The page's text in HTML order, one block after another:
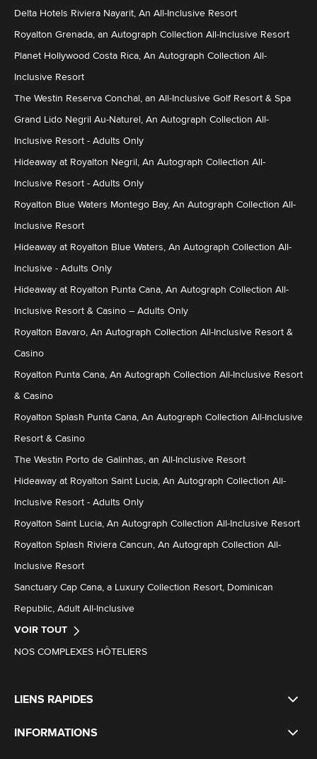
Delta Hotels Riviera Nayarit, An All-Inclusive Resort
Royalton Grenada, an Autograph Collection All-Inclusive Resort
Planet Hollywood Costa Rica, An Autograph Collection All-
Inclusive Resort
The Westin Reserva Conchal, an All-Inclusive Golf Resort & Spa
Grand Lido Negril Au-Naturel, An Autograph Collection All-
Inclusive Resort - Adults Only
Hideaway at Royalton Negril, An Autograph Collection All-
Inclusive Resort - Adults Only
Royalton Blue Waters Montego Bay, An Autograph Collection All-
Inclusive Resort
Hideaway at Royalton Blue Waters, An Autograph Collection All-
Inclusive - Adults Only
Hideaway at Royalton Punta Cana, An Autograph Collection All-
Inclusive Resort & Casino – Adults Only
Royalton Bavaro, An Autograph Collection All-Inclusive Resort &
Casino
Royalton Punta Cana, An Autograph Collection All-Inclusive Resort
& Casino
Royalton Splash Punta Cana, An Autograph Collection All-Inclusive
Resort & Casino
The Westin Porto de Galinhas, an All-Inclusive Resort
Hideaway at Royalton Saint Lucia, An Autograph Collection All-
Inclusive Resort - Adults Only
Royalton Saint Lucia, An Autograph Collection All-Inclusive Resort
Royalton Splash Riviera Cancun, An Autograph Collection All-
Inclusive Resort
Sanctuary Cap Cana, a Luxury Collection Resort, Dominican
Republic, Adult All-Inclusive
VOIR TOUT
NOS COMPLEXES HÔTELIERS
LIENS RAPIDES
INFORMATIONS